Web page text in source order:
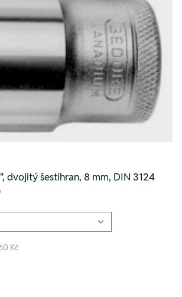
dvojitý šestihran, 8 mm, DIN 3124
Kč
hinzufügenhinzufügen